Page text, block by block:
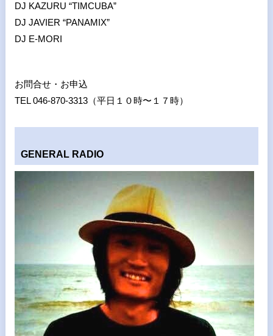
DJ KAZURU “TIMCUBA”
DJ JAVIER “PANAMIX”
DJ E-MORI
お問合せ・お申込
TEL 046-870-3313（平日１０時〜１７時）
GENERAL RADIO